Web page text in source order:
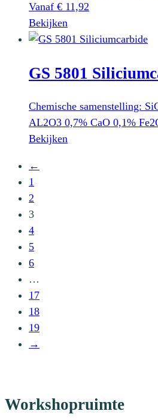
Vanaf € 11,92
Bekijken
product
meerdere
Deze
optie
GS 5801
Chemische samenstelling:
AL2O3 0,7% CaO 0,1%
Bekijken
←
1
2
3
4
5
6
…
17
18
19
→
Workshopruimte